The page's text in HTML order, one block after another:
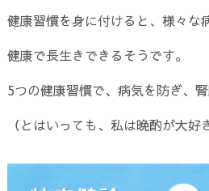
健康習慣を身に付けると、様々な
健康で長生きできるそうです。
5つの健康習慣で、病気を防ぎ、
（とはいっても、私は晩酌が大好